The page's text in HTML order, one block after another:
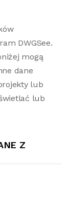
DWGSee.
mogą
dane
lub
lub
Z